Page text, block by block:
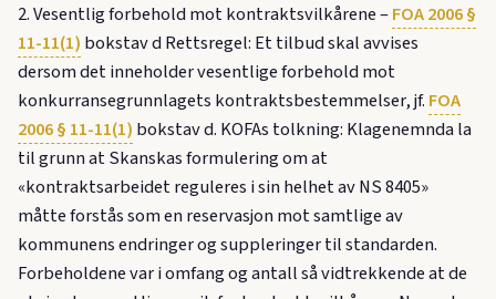
2. Vesentlig forbehold mot kontraktsvilkårene –FOA 2006 §
11-11(1) bokstav d Rettsregel: Et tilbud skal avvises
dersom det inneholder vesentlige forbehold mot
konkurransegrunnlagets kontraktsbestemmelser, jf. FOA
2006 § 11-11(1) bokstav d. KOFAs tolkning: Klagenemnda la
til grunn at Skanskas formulering om at
«kontraktsarbeidet reguleres i sin helhet av NS 8405»
måtte forstås som en reservasjon mot samtlige av
kommunens endringer og suppleringer til standarden.
Forbeholdene var i omfang og antall så vidtrekkende at de